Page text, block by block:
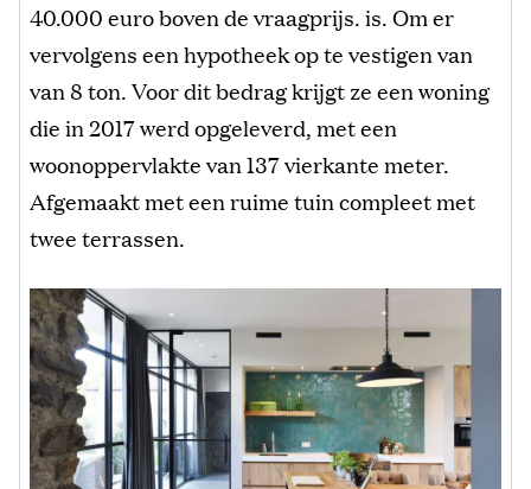
40.000 euro boven de vraagprijs. is. Om er
vervolgens een hypotheek op te vestigen van
van 8 ton. Voor dit bedrag krijgt ze een woning
die in 2017 werd opgeleverd, met een
woonoppervlakte van 137 vierkante meter.
Afgemaakt met een ruime tuin compleet met
twee terrassen.